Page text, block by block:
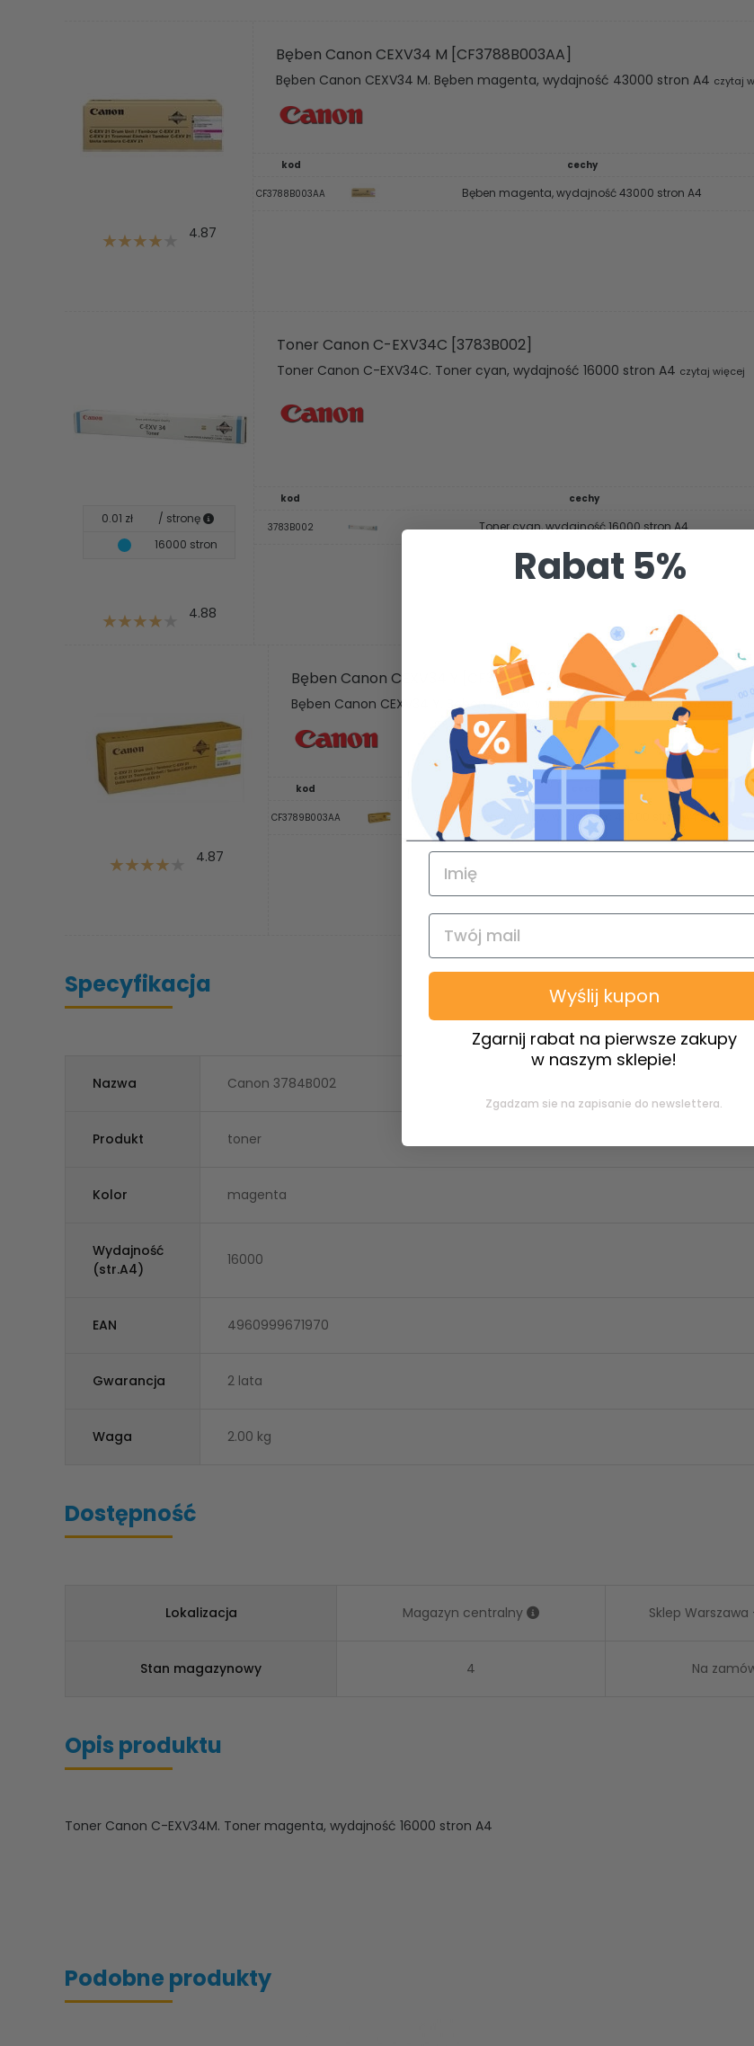
4.87
Bęben Canon CEXV34 M [CF3788B003AA]
Bęben Canon CEXV34 M. Bęben magenta, wydajność 43000 stron A4 czytaj
kod cechy
CF3788B003AA Bęben magenta, wydajność 43000 stron A4
0.01 zł
/ stronę
16000 stron
4.88
Toner Canon C-EXV34C [3783B002]
Toner Canon C-EXV34C. Toner cyan, wydajność 16000 stron A4 czytaj więcej
kod cechy
3783B002 Toner cyan, wydajność 16000 stron A4
4.87
Bęben Canon CEXV34 Y [CF3789B003AA]
Bęben Canon CEXV34 Y. Bęben yellow, wydajność 43000 stron A4czytaj
kod
CF3789B003AA Bęben yellow, wydajność 43000 stron A4
Specyfikacja
Nazwa Canon 3784B002
Produkt toner
Kolor magenta
Wydajność
(str.A4)
16000
EAN 4960999671970
Gwarancja 2 lata
Waga 2.00 kg
Dostępność
Lokalizacja Magazyn centralny Sklep
Stan magazynowy 4 Na
Opis produktu
Toner Canon C-EXV34M. Toner magenta, wydajność 16000 stron A4
Podobne produkty
Rabat 5%
Wyślij kupon
Zgarnij rabat na pierwsze zakupy
w naszym sklepie!
Zgadzam sie na zapisanie do newslettera.